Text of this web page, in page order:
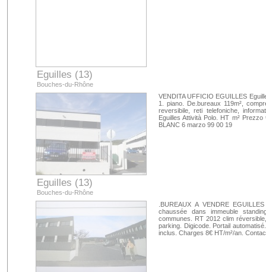
Eguilles (13)
Bouches-du-Rhône
Eguilles (13)
Bouches-du-Rhône
VENDITA UFFICIO EGUILLES
1. piano. De.bureaux 119m²,
reversibile, reti telefoniche,
Eguilles Attività Polo. HT m²
BLANC 6 marzo 99 00 19
.BUREAUX A VENDRE
chaussée dans immeuble
communes. RT 2012 clim
parking. Digicode. Portail
inclus. Charges 8€ HT/m²/an.